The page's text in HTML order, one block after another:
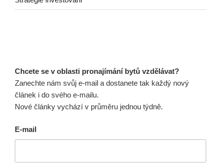
Chcete se v oblasti pronajímání bytů vzdělávat?
Zanechte nám svůj e-mail a dostanete tak každý nový
článek i do svého e-mailu.
Nové články vychází v průměru jednou týdně.
E-mail